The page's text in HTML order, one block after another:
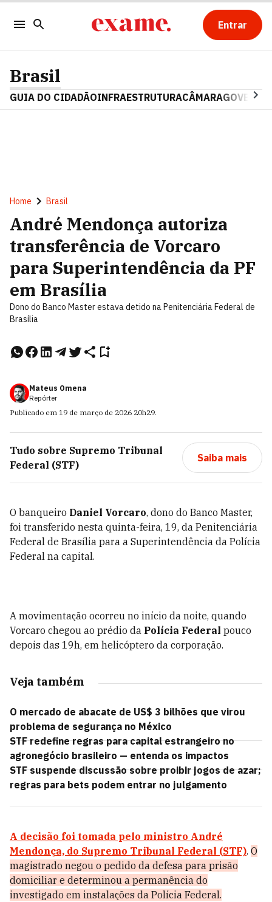
Entrar
Brasil
GUIA DO CIDADÃOINFRAESTRUTURACÂMARAGOVERNO
Home Brasil
André Mendonça autoriza
transferência de Vorcaro
para Superintendência da PF
em Brasília
Dono do Banco Master estava detido na Penitenciária Federal de
Brasília
Mateus Omena
Repórter
Publicado em 19 de março de 2026 20h29.
Tudo sobre Supremo Tribunal
Federal (STF)
Saiba mais
O banqueiro Daniel Vorcaro, dono do Banco Master,
foi transferido nesta quinta-feira, 19, da Penitenciária
Federal de Brasília para a Superintendência da Polícia
Federal na capital.
A movimentação ocorreu no início da noite, quando
Vorcaro chegou ao prédio da Polícia Federal pouco
depois das 19h, em helicóptero da corporação.
Veja também
O mercado de abacate de US$ 3 bilhões que virou
problema de segurança no México
STF redefine regras para capital estrangeiro no
agronegócio brasileiro — entenda os impactos
STF suspende discussão sobre proibir jogos de azar;
regras para bets podem entrar no julgamento
A decisão foi tomada pelo ministro André
Mendonça, do Supremo Tribunal Federal (STF). O
magistrado negou o pedido da defesa para prisão
domiciliar e determinou a permanência do
investigado em instalações da Polícia Federal.